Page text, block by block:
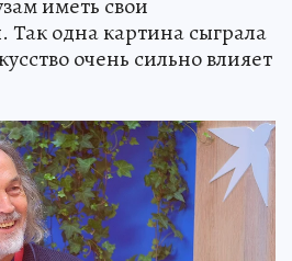
одна картина сыграла
очень сильно влияет